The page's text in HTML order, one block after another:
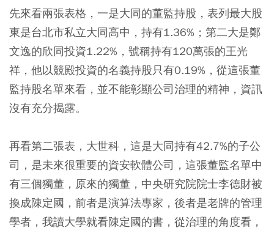
先來看兩張表格，一是大同的董監持股，表列最大股
東是台北市私立大同高中，持有1.36%；第二大是鄭
文逸的欣同投資1.22%，號稱持有120萬張的王光
祥，他以競殿投資的名義持股只有0.19%，從這張董
監持股名單來看，並不能彰顯公司治理的精神，資訊
沒有充分揭露。
再看第二張表，大世科，這是大同持有42.7%的子公
司，是未來很重要的資安軟體公司，這張董監名單中
有三個獨董，原來的獨董，中央研究院院士李德財被
換成陳定國，前者是演算法專家，後者是老牌的管理
學者，我讀大學就看陳定國的書，從治理的角度看，